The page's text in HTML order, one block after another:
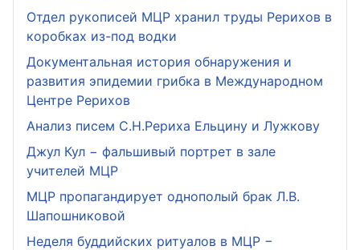
Отдел рукописей МЦР хранил труды Рерихов в
коробках из-под водки
Документальная история обнаружения и
развития эпидемии грибка в Международном
Центре Рерихов
Анализ писем С.Н.Рериха Ельцину и Лужкову
Джул Кул − фальшивый портрет в зале
учителей МЦР
МЦР пропагандирует однополый брак Л.В.
Шапошниковой
Неделя буддийских ритуалов в МЦР −